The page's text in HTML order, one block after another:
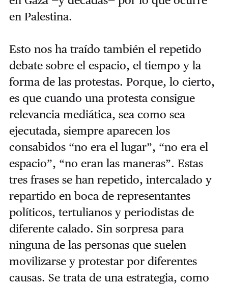
en Palestina.
Esto nos ha traído también el repetido
debate sobre el espacio, el tiempo y la
forma de las protestas. Porque, lo cierto,
es que cuando una protesta consigue
relevancia mediática, sea como sea
ejecutada, siempre aparecen los
consabidos “no era el lugar”, “no era el
espacio”, “no eran las maneras”. Estas
tres frases se han repetido, intercalado y
repartido en boca de representantes
políticos, tertulianos y periodistas de
diferente calado. Sin sorpresa para
ninguna de las personas que suelen
movilizarse y protestar por diferentes
causas. Se trata de una estrategia, como